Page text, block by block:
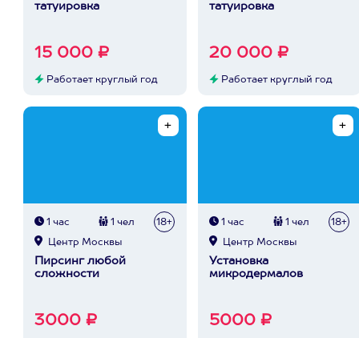
татуировка
15 000 ₽
Работает круглый год
татуировка
20 000 ₽
Работает круглый год
1 час 1 чел 18+
Центр Москвы
Пирсинг любой
сложности
3000 ₽
1 час 1 чел 18+
Центр Москвы
Установка
микродермалов
5000 ₽